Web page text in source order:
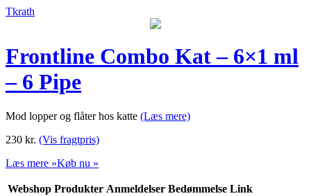
Tkrath
Frontline Combo Kat – 6×1 ml
– 6 Pipe
Mod lopper og flåter hos katte (Læs mere)
230 kr. (Vis fragtpris)
Læs mere »Køb nu »
Webshop Produkter Anmeldelser Bedømmelse Link